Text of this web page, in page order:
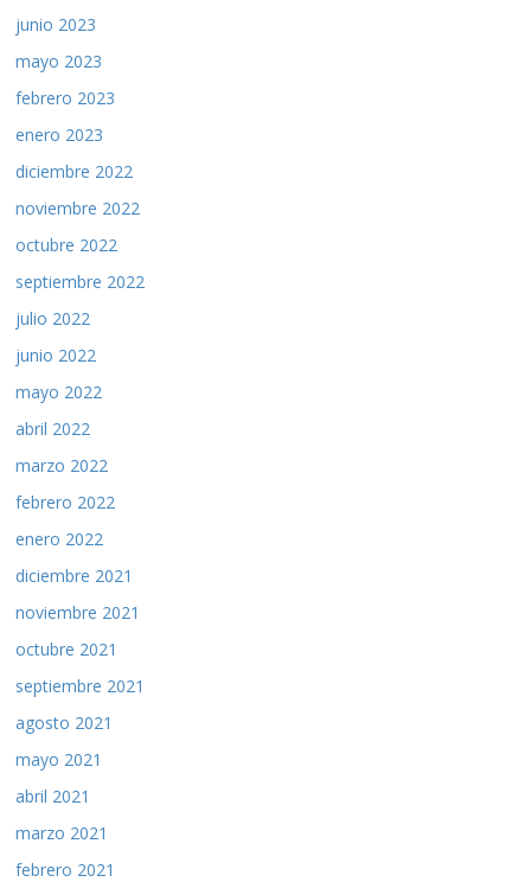
junio 2023
mayo 2023
febrero 2023
enero 2023
diciembre 2022
noviembre 2022
octubre 2022
septiembre 2022
julio 2022
junio 2022
mayo 2022
abril 2022
marzo 2022
febrero 2022
enero 2022
diciembre 2021
noviembre 2021
octubre 2021
septiembre 2021
agosto 2021
mayo 2021
abril 2021
marzo 2021
febrero 2021